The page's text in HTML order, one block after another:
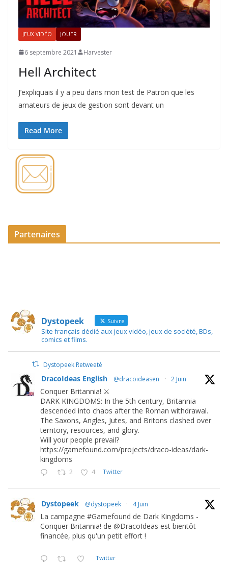
JEUX VIDÉO JOUER
6 septembre 2021 Harvester
Hell Architect
J’expliquais il y a peu dans mon test de Patron que les
amateurs de jeux de gestion sont devant un
Read More
Partenaires
Dystopeek Suivre
Site français dédié aux jeux vidéo, jeux de société, BDs,
comics et films.
Dystopeek Retweeté
DracoIdeas English @dracoideasen · 2 Juin
Conquer Britannia! ⚔️
DARK KINGDOMS: In the 5th century, Britannia
descended into chaos after the Roman withdrawal.
The Saxons, Angles, Jutes, and Britons clashed over
territory, resources, and glory.
Will your people prevail?
https://gamefound.com/projects/draco-ideas/dark-
kingdoms
2 4 Twitter
Dystopeek @dystopeek · 4 Juin
La campagne #Gamefound de Dark Kingdoms -
Conquer Britannia! de @DracoIdeas est bientôt
financée, plus qu'un petit effort !
Twitter